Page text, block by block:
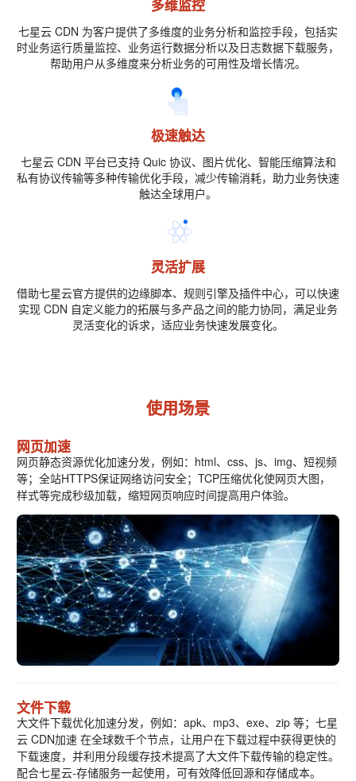
多维监控
七星云 CDN 为客户提供了多维度的业务分析和监控手段，包括实
时业务运行质量监控、业务运行数据分析以及日志数据下载服务，
帮助用户从多维度来分析业务的可用性及增长情况。
极速触达
七星云 CDN 平台已支持 Quic 协议、图片优化、智能压缩算法和
私有协议传输等多种传输优化手段，减少传输消耗，助力业务快速
触达全球用户。
灵活扩展
借助七星云官方提供的边缘脚本、规则引擎及插件中心，可以快速
实现 CDN 自定义能力的拓展与多产品之间的能力协同，满足业务
灵活变化的诉求，适应业务快速发展变化。
使用场景
网页加速
网页静态资源优化加速分发，例如：html、css、js、img、短视频
等；全站HTTPS保证网络访问安全；TCP压缩优化使网页大图，
样式等完成秒级加载，缩短网页响应时间提高用户体验。
文件下载
大文件下载优化加速分发，例如：apk、mp3、exe、zip 等；七星
云 CDN加速 在全球数千个节点，让用户在下载过程中获得更快的
下载速度，并利用分段缓存技术提高了大文件下载传输的稳定性。
配合七星云-存储服务一起使用，可有效降低回源和存储成本。